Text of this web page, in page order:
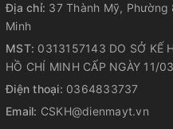
món ăn chín đều, chín nhanh
Địa chỉ: 37 Thành Mỹ, Phường
Minh
MST: 0313157143 DO SỞ KẾ
HỒ CHÍ MINH CẤP NGÀY 11/
Điện thoại: 0364833737
Email: CSKH@dienmayt.vn